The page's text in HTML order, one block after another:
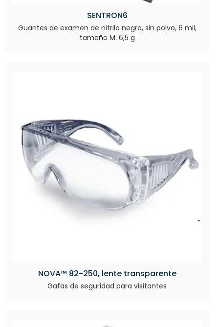
SENTRON6
Guantes de examen de nitrilo negro, sin polvo, 6 mil,
tamaño M: 6,5 g
NOVA™ 82-250, lente transparente
Gafas de seguridad para visitantes